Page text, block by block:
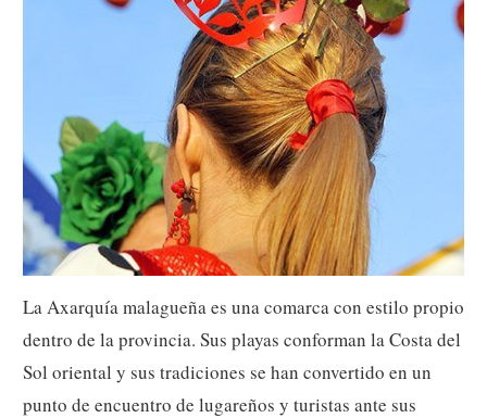
La Axarquía malagueña es una comarca con estilo propio
dentro de la provincia. Sus playas conforman la Costa del
Sol oriental y sus tradiciones se han convertido en un
punto de encuentro de lugareños y turistas ante sus